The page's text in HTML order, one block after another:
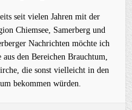
seit vielen Jahren mit der
Chiemsee, Samerberg und
Nachrichten möchte ich
den Bereichen Brauchtum,
die sonst vielleicht in den
bekommen würden.